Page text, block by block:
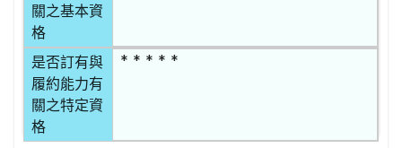
關之基本資
格
是否訂有與
履約能力有
關之特定資
格
* * * * *